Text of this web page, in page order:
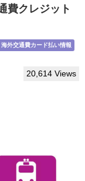
費クレジット
海外交通費カード払い情報
20,614 Views